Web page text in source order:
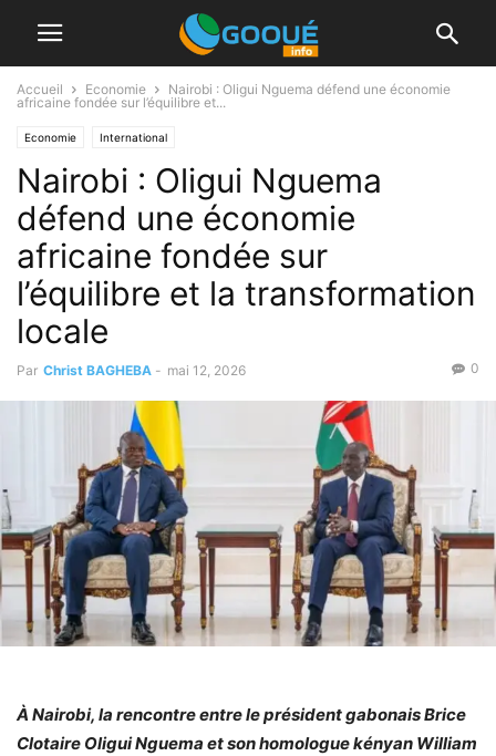
Accueil Economie
Nairobi : Oligui Nguema défend une économie
africaine fondée sur l’équilibre et...
Economie International
Nairobi : Oligui Nguema
défend une économie
africaine fondée sur
l’équilibre et la transformation
locale
Par Christ BAGHEBA - mai 12, 2026 0
À Nairobi, la rencontre entre le président gabonais Brice
Clotaire Oligui Nguema et son homologue kényan William